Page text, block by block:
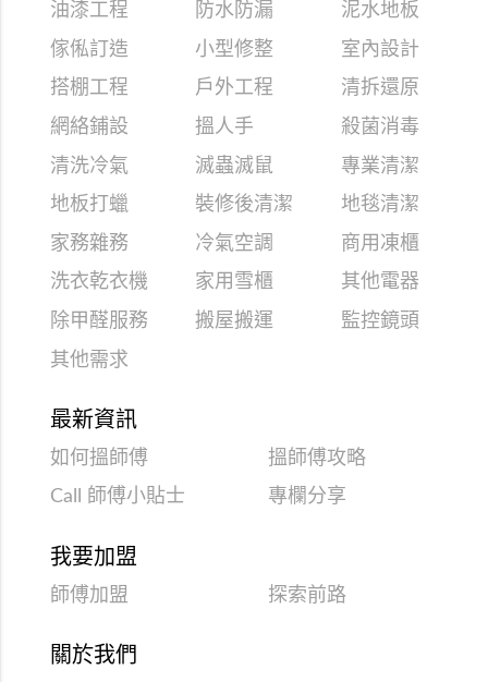
油漆工程
防水防漏
泥水地板
傢俬訂造
小型修整
室內設計
搭棚工程
戶外工程
清拆還原
網絡鋪設
搵人手
殺菌消毒
清洗冷氣
滅蟲滅鼠
專業清潔
地板打蠟
裝修後清潔
地毯清潔
家務雜務
冷氣空調
商用凍櫃
洗衣乾衣機
家用雪櫃
其他電器
除甲醛服務
搬屋搬運
監控鏡頭
其他需求
最新資訊
如何搵師傅
搵師傅攻略
Call 師傅小貼士
專欄分享
我要加盟
師傅加盟 探索前路
關於我們